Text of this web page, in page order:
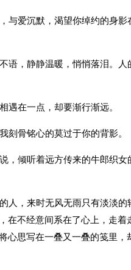
与爱沉默，渴望你绰约的身
语，静静温暖，悄悄落泪。人
遇在一点，却要渐行渐远。
刻骨铭心的莫过于你的背影。
，倾听着远方传来的牛郎织
人，来时无风无雨只有淡淡的
在不经意间系在了心上，走
心思写在一叠又一叠的笺里，